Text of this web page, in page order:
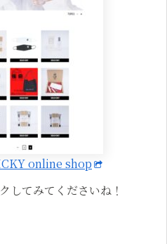
online shop
してみてくださいね！